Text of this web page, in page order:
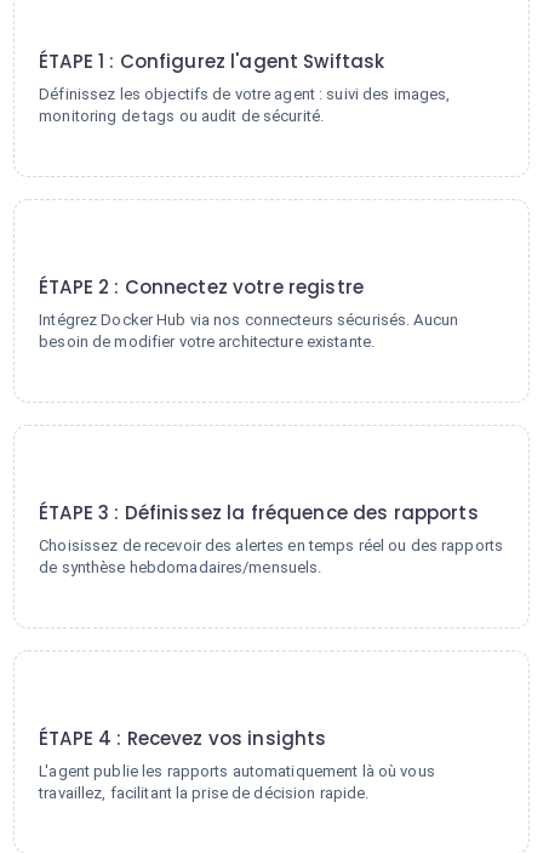
ÉTAPE 1 : Configurez l'agent Swiftask
Définissez les objectifs de votre agent : suivi des images,
monitoring de tags ou audit de sécurité.
ÉTAPE 2 : Connectez votre registre
Intégrez Docker Hub via nos connecteurs sécurisés. Aucun
besoin de modifier votre architecture existante.
ÉTAPE 3 : Définissez la fréquence des rapports
Choisissez de recevoir des alertes en temps réel ou des rapports
de synthèse hebdomadaires/mensuels.
ÉTAPE 4 : Recevez vos insights
L'agent publie les rapports automatiquement là où vous
travaillez, facilitant la prise de décision rapide.